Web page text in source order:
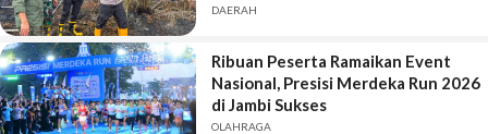
DAERAH
Ribuan Peserta Ramaikan Event
Nasional, Presisi Merdeka Run 2026
di Jambi Sukses
OLAHRAGA